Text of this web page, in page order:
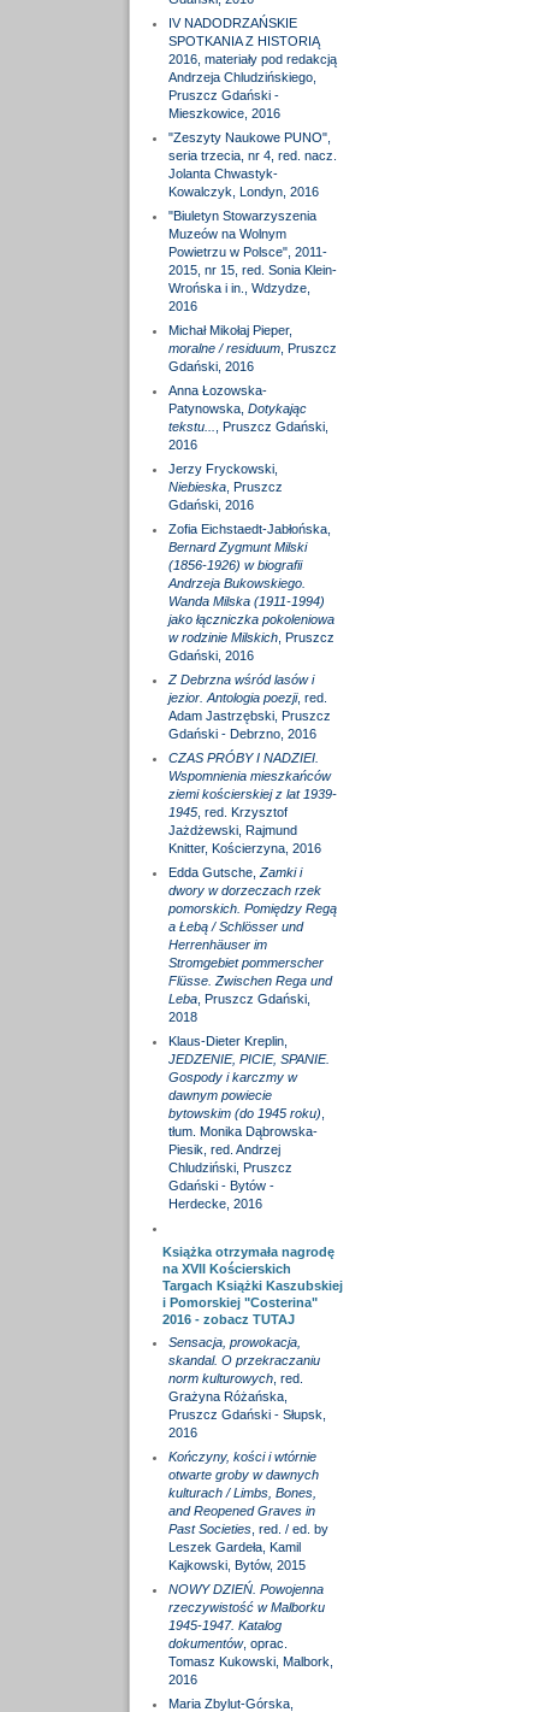
IV NADODRZAŃSKIE
SPOTKANIA Z HISTORIĄ
2016, materiały pod redakcją
Andrzeja Chludzińskiego,
Pruszcz Gdański -
Mieszkowice, 2016
"Zeszyty Naukowe PUNO",
seria trzecia, nr 4, red. nacz.
Jolanta Chwastyk-
Kowalczyk, Londyn, 2016
"Biuletyn Stowarzyszenia
Muzeów na Wolnym
Powietrzu w Polsce", 2011-
2015, nr 15, red. Sonia Klein-
Wrońska i in., Wdzydze,
2016
Michał Mikołaj Pieper,
moralne / residuum, Pruszcz
Gdański, 2016
Anna Łozowska-
Patynowska, Dotykając
tekstu...
, Pruszcz Gdański,
2016
Jerzy Fryckowski,
Niebieska, Pruszcz
Gdański, 2016
Zofia Eichstaedt-Jabłońska,
Bernard Zygmunt Milski
(1856-1926) w biografii
Andrzeja Bukowskiego.
Wanda Milska (1911-1994)
jako łączniczka pokoleniowa
w rodzinie Milskich, Pruszcz
Gdański, 2016
Z Debrzna wśród lasów i
jezior. Antologia poezji, red.
Adam Jastrzębski, Pruszcz
Gdański - Debrzno, 2016
CZAS PRÓBY I NADZIEI.
Wspomnienia mieszkańców
ziemi kościerskiej z lat 1939-
1945, red. Krzysztof
Jażdżewski, Rajmund
Knitter, Kościerzyna, 2016
Edda Gutsche, Zamki i
dwory w dorzeczach rzek
pomorskich. Pomiędzy Regą
a Łebą / Schlösser und
Herrenhäuser im
Stromgebiet pommerscher
Flüsse. Zwischen Rega und
Leba, Pruszcz Gdański,
2018
Klaus-Dieter Kreplin,
JEDZENIE, PICIE, SPANIE.
Gospody i karczmy w
dawnym powiecie
bytowskim (do 1945 roku)
tłum. Monika Dąbrowska-
Piesik, red. Andrzej
Chludziński, Pruszcz
Gdański - Bytów -
Herdecke, 2016
Książka otrzymała nagrodę
na XVII Kościerskich
Targach Książki Kaszubskiej
i Pomorskiej "Costerina"
2016 - zobacz TUTAJ
Sensacja, prowokacja,
skandal. O przekraczaniu
norm kulturowych, red.
Grażyna Różańska,
Pruszcz Gdański - Słupsk,
2016
Kończyny, kości i wtórnie
otwarte groby w dawnych
kulturach / Limbs, Bones,
and Reopened Graves in
Past Societies, red. / ed. by
Leszek Gardeła, Kamil
Kajkowski, Bytów, 2015
NOWY DZIEŃ. Powojenna
rzeczywistość w Malborku
1945-1947. Katalog
dokumentów, oprac.
Tomasz Kukowski, Malbork,
2016
Maria Zbylut-Górska,